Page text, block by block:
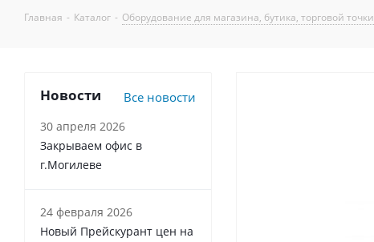
Главная - Каталог - Оборудование для магазина, бутика, торговой точки
Новости Все новости
30 апреля 2026
Закрываем офис в
г.Могилеве
24 февраля 2026
Новый Прейскурант цен на